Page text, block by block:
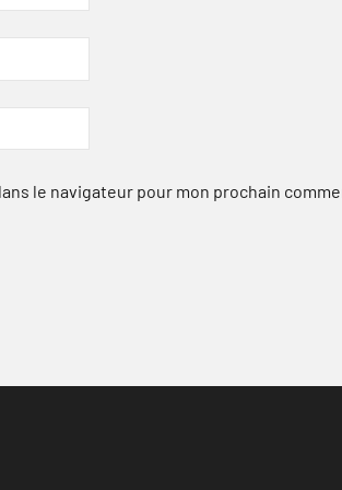
le navigateur pour mon prochain